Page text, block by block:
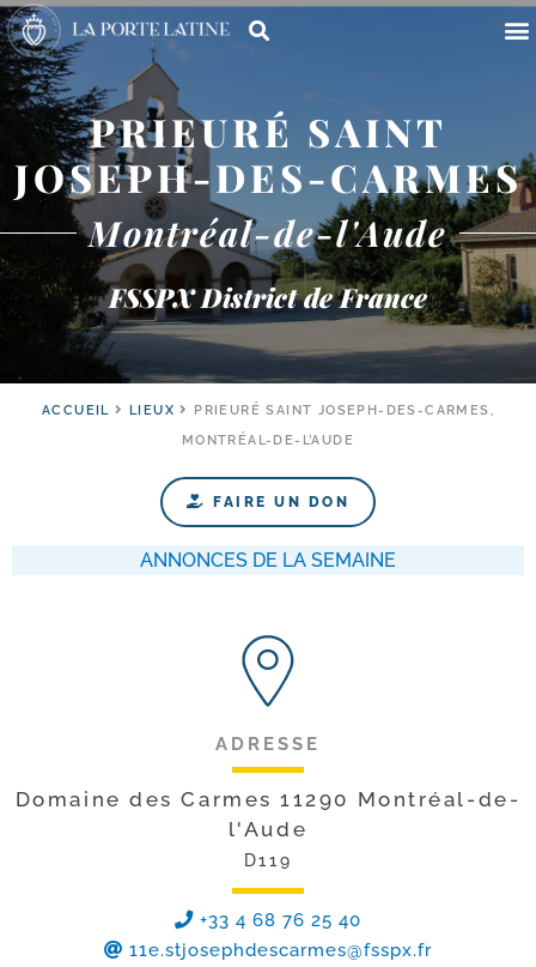
PRIEURÉ SAINT
JOSEPH-DES-CARMES
Montréal-de-l'Aude
FSSPX District de France
ACCUEIL LIEUX
PRIEURÉ SAINT JOSEPH-DES-CARMES,
MONTRÉAL-DE-L’AUDE
FAIRE UN DON
ANNONCES DE LA SEMAINE
ADRESSE
Domaine des Carmes 11290 Montréal-de-
l'Aude
D119
+33 4 68 76 25 40
11e.stjosephdescarmes@fsspx.fr